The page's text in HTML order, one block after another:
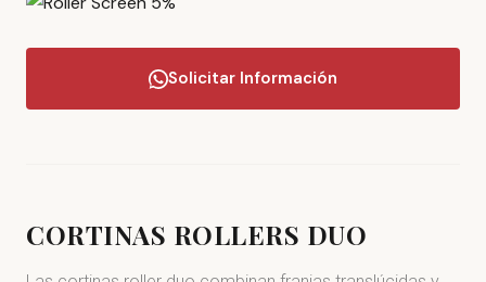
Solicitar Información
CORTINAS ROLLERS DUO